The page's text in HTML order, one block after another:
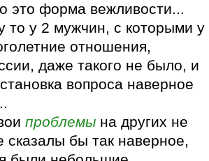
это форма вежливости...
то у 2 мужчин, с которыми у
отношения,
даже такого не было, и
вопроса наверное
проблемы на других не
сказалы бы так наверное,